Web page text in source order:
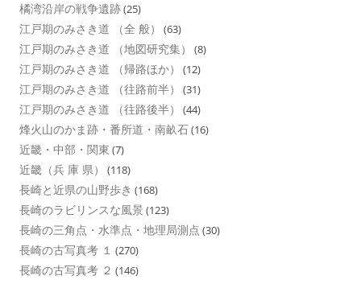
橘湾沿岸の戦争遺跡(25)
江戸期のみさき道 （全 般） (63)
江戸期のみさき道 （地図研究集） (8)
江戸期のみさき道 （帰路ほか） (12)
江戸期のみさき道 （往路前半） (31)
江戸期のみさき道 （往路後半） (44)
烽火山のかま跡・番所道・南畝石(16)
近畿・中部・関東 (7)
近畿（兵 庫 県） (118)
長崎と近県の山野歩き (168)
長崎のラビリンスな風景 (123)
長崎の三角点・水準点・地理局測点 (30)
長崎の古写真考 １ (270)
長崎の古写真考 ２ (146)